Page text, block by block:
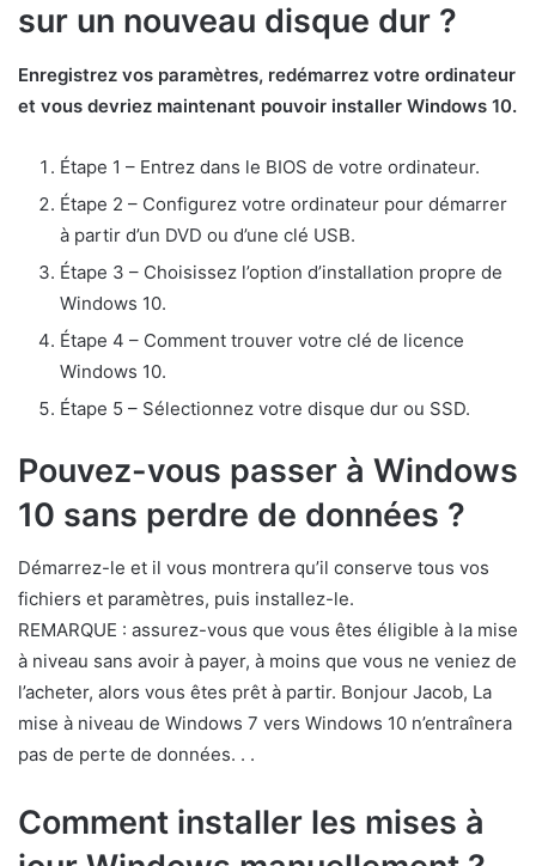
sur un nouveau disque dur ?
Enregistrez vos paramètres, redémarrez votre ordinateur
et vous devriez maintenant pouvoir installer Windows 10.
Étape 1 – Entrez dans le BIOS de votre ordinateur.
Étape 2 – Configurez votre ordinateur pour démarrer
à partir d’un DVD ou d’une clé USB.
Étape 3 – Choisissez l’option d’installation propre de
Windows 10.
Étape 4 – Comment trouver votre clé de licence
Windows 10.
Étape 5 – Sélectionnez votre disque dur ou SSD.
Pouvez-vous passer à Windows
10 sans perdre de données ?
Démarrez-le et il vous montrera qu’il conserve tous vos
fichiers et paramètres, puis installez-le.
REMARQUE : assurez-vous que vous êtes éligible à la mise
à niveau sans avoir à payer, à moins que vous ne veniez de
l’acheter, alors vous êtes prêt à partir. Bonjour Jacob, La
mise à niveau de Windows 7 vers Windows 10 n’entraînera
pas de perte de données. . .
Comment installer les mises à